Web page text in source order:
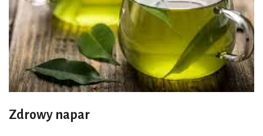
Zdrowy napar